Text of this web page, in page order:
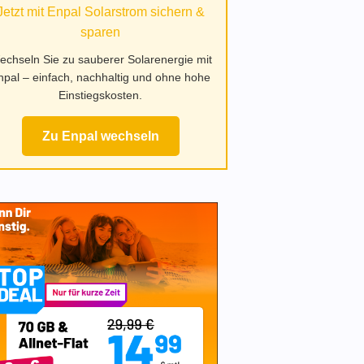
mit Enpal Solarstrom sichern &
sparen
Sie zu sauberer Solarenergie mit
– einfach, nachhaltig und ohne hohe
Einstiegskosten.
Zu Enpal wechseln